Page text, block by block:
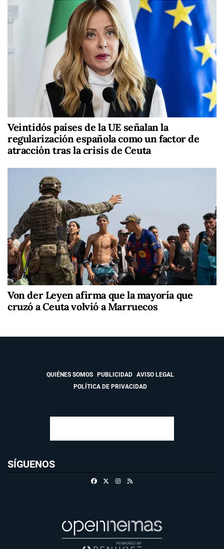
Veintidós países de la UE señalan la
regularización española como un factor de
atracción tras la crisis de Ceuta
Von der Leyen afirma que la mayoría que
cruzó a Ceuta volvió a Marruecos
QUIÉNES SOMOS PUBLICIDAD
AVISO LEGAL
POLÍTICA DE PRIVACIDAD
SÍGUENOS
FacebookInstagram